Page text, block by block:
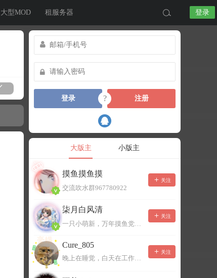
大型MOD 租服务器 登录
登录 ? 注册
大版主 小版主
摸鱼摸鱼摸
交流吹水群967780922
关注
柒月白风清
一只小萌新，万年摸鱼党！已经脱坑了。。。
关注
Cure_805
晚上在睡觉，白天在工作，不一定能及时回复，有事可以留言！
关注